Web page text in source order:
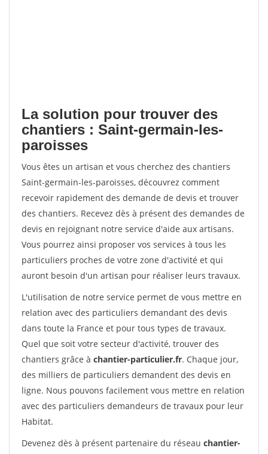
La solution pour trouver des
chantiers : Saint-germain-les-
paroisses
Vous êtes un artisan et vous cherchez des chantiers
Saint-germain-les-paroisses, découvrez comment
recevoir rapidement des demande de devis et trouver
des chantiers. Recevez dès à présent des demandes de
devis en rejoignant notre service d'aide aux artisans.
Vous pourrez ainsi proposer vos services à tous les
particuliers proches de votre zone d'activité et qui
auront besoin d'un artisan pour réaliser leurs travaux.
L'utilisation de notre service permet de vous mettre en
relation avec des particuliers demandant des devis
dans toute la France et pour tous types de travaux.
Quel que soit votre secteur d'activité, trouver des
chantiers grâce à chantier-particulier.fr. Chaque jour,
des milliers de particuliers demandent des devis en
ligne. Nous pouvons facilement vous mettre en relation
avec des particuliers demandeurs de travaux pour leur
Habitat.
Devenez dès à présent partenaire du réseau chantier-